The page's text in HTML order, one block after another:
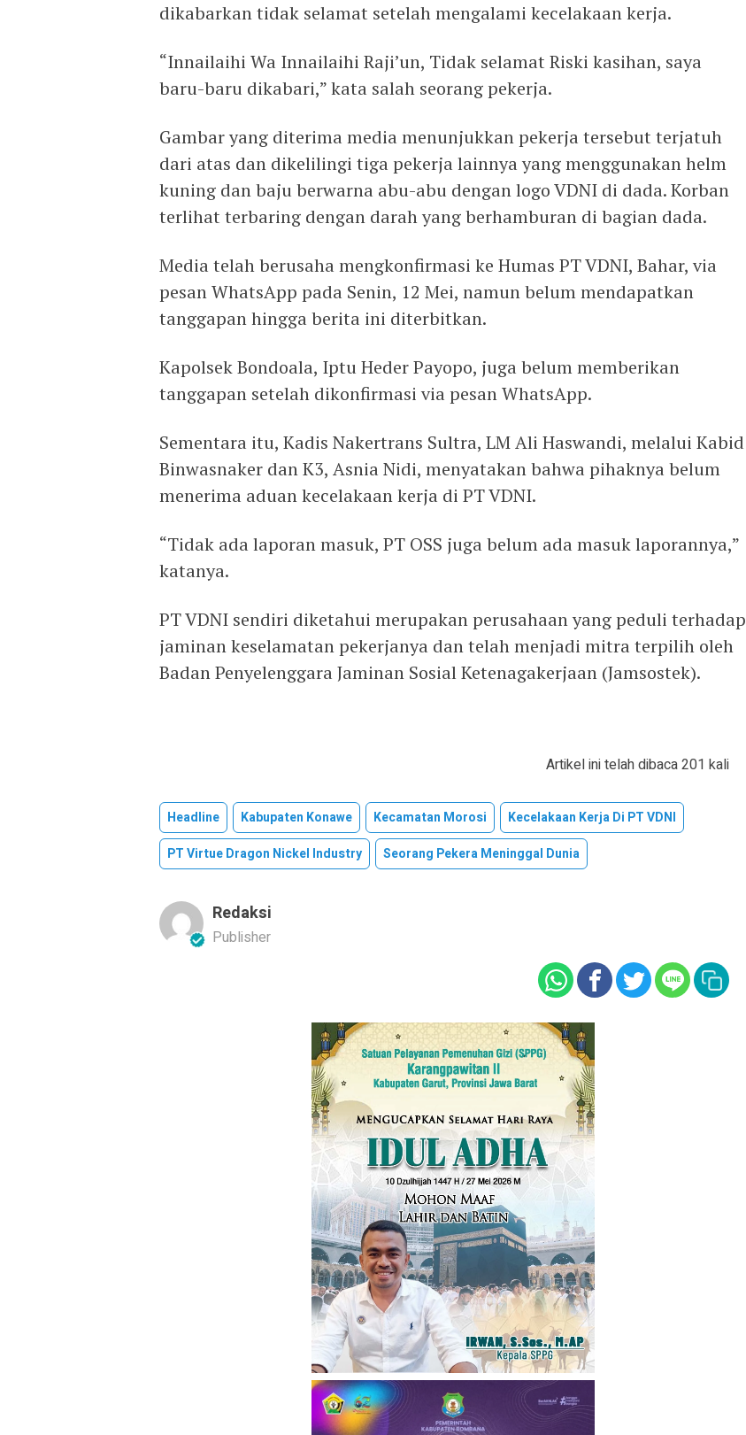
dikabarkan tidak selamat setelah mengalami kecelakaan kerja.
“Innailaihi Wa Innailaihi Raji’un, Tidak selamat Riski kasihan, saya
baru-baru dikabari,” kata salah seorang pekerja.
Gambar yang diterima media menunjukkan pekerja tersebut terjatuh
dari atas dan dikelilingi tiga pekerja lainnya yang menggunakan helm
kuning dan baju berwarna abu-abu dengan logo VDNI di dada. Korban
terlihat terbaring dengan darah yang berhamburan di bagian dada.
Media telah berusaha mengkonfirmasi ke Humas PT VDNI, Bahar, via
pesan WhatsApp pada Senin, 12 Mei, namun belum mendapatkan
tanggapan hingga berita ini diterbitkan.
Kapolsek Bondoala, Iptu Heder Payopo, juga belum memberikan
tanggapan setelah dikonfirmasi via pesan WhatsApp.
Sementara itu, Kadis Nakertrans Sultra, LM Ali Haswandi, melalui Kabid
Binwasnaker dan K3, Asnia Nidi, menyatakan bahwa pihaknya belum
menerima aduan kecelakaan kerja di PT VDNI.
“Tidak ada laporan masuk, PT OSS juga belum ada masuk laporannya,”
katanya.
PT VDNI sendiri diketahui merupakan perusahaan yang peduli terhadap
jaminan keselamatan pekerjanya dan telah menjadi mitra terpilih oleh
Badan Penyelenggara Jaminan Sosial Ketenagakerjaan (Jamsostek).
Artikel ini telah dibaca 201 kali
Headline Kabupaten Konawe Kecamatan Morosi
Kecelakaan Kerja Di PT VDNI
PT Virtue Dragon Nickel Industry
Seorang Pekera Meninggal Dunia
Redaksi
Publisher